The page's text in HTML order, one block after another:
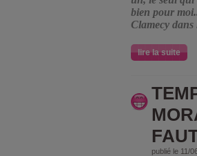
bien pour
Clamecy
lire la suite
publié le 11/